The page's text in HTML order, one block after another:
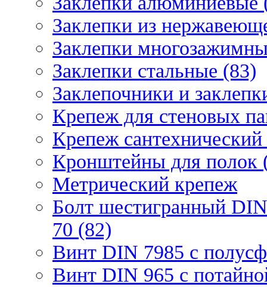
Заклепки из
Заклепки
Заклепки стальные (83)
Заклепочники и
Крепеж для стеновых
Крепеж
Кронштейны для полок
Метрический крепеж
Болт шестигранный
70 (82)
Винт DIN 7985 с
Винт DIN 965 с